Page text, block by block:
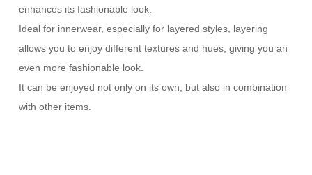
enhances its fashionable look.
Ideal for innerwear, especially for layered styles, layering
allows you to enjoy different textures and hues, giving you an
even more fashionable look.
It can be enjoyed not only on its own, but also in combination
with other items.